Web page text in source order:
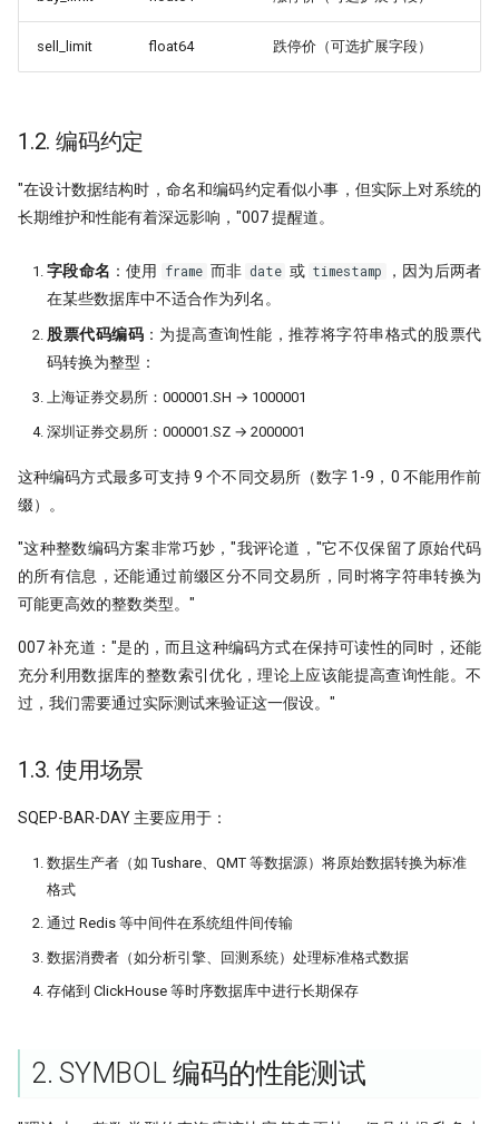
在这一刻抄底，胜率高达95%
打新模型如何构建？
暴力美学！洗盘模式如何检测？
强化学习模型能否自我演化出交易智
洛书投资：先验性因子与波动率等权
终极猜想！底蓓离的成因分析
炒股
sell_limit float64 跌停价（可选扩展字段）
1.2. 编码约定
"在设计数据结构时，命名和编码约定看似小事，但实际上对系统的
长期维护和性能有着深远影响，"007 提醒道。
字段命名 ：使用 frame 而非 date 或 timestamp
，因为后两者
在某些数据库中不适合作为列名。
股票代码编码：为提高查询性能，推荐将字符串格式的股票代
码转换为整型：
上海证券交易所：000001.SH → 1000001
深圳证券交易所：000001.SZ → 2000001
这种编码方式最多可支持 9 个不同交易所（数字 1-9，0 不能用作前
缀）。
"这种整数编码方案非常巧妙，"我评论道，"它不仅保留了原始代码
的所有信息，还能通过前缀区分不同交易所，同时将字符串转换为
可能更高效的整数类型。"
007 补充道："是的，而且这种编码方式在保持可读性的同时，还能
充分利用数据库的整数索引优化，理论上应该能提高查询性能。不
过，我们需要通过实际测试来验证这一假设。"
1.3. 使用场景
SQEP-BAR-DAY 主要应用于：
数据生产者（如 Tushare、QMT 等数据源）将原始数据转换为标准
格式
通过 Redis 等中间件在系统组件间传输
数据消费者（如分析引擎、回测系统）处理标准格式数据
存储到 ClickHouse 等时序数据库中进行长期保存
2. SYMBOL 编码的性能测试